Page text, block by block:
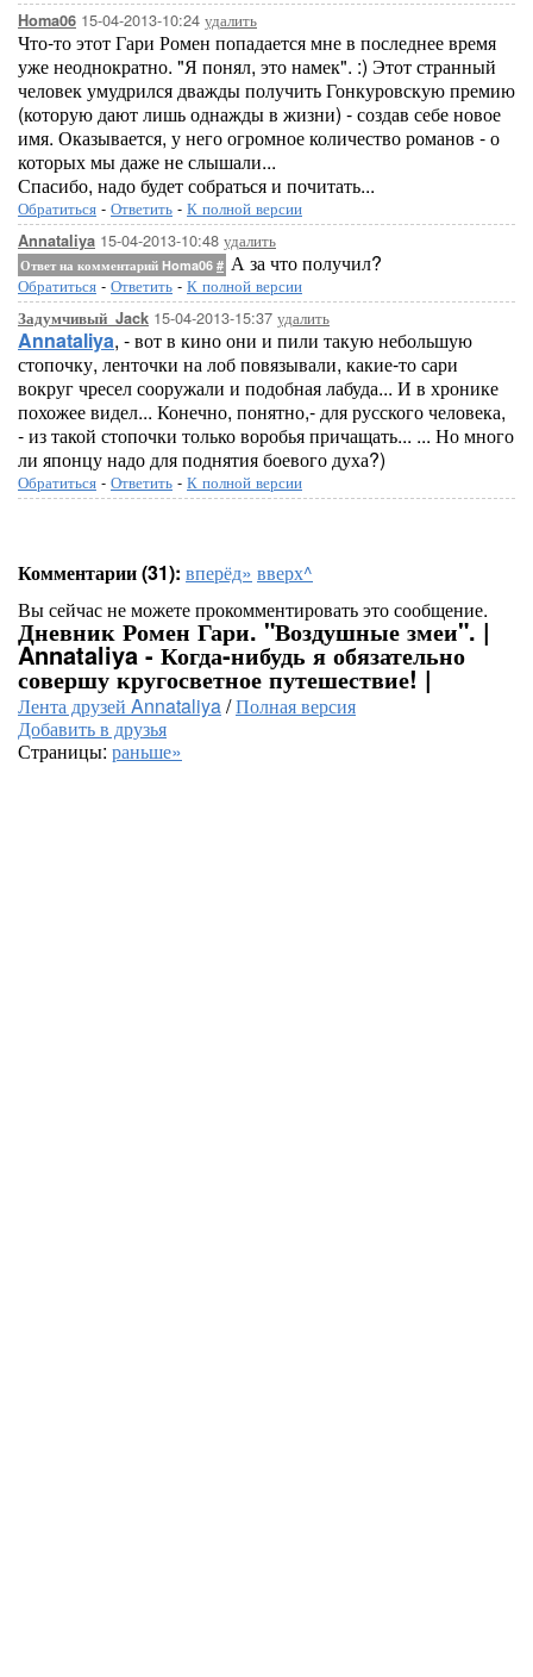
Homa06 15-04-2013-10:24 удалить
Что-то этот Гари Ромен попадается мне в последнее время
уже неоднократно. "Я понял, это намек". :) Этот странный
человек умудрился дважды получить Гонкуровскую премию
(которую дают лишь однажды в жизни) - создав себе новое
имя. Оказывается, у него огромное количество романов - о
которых мы даже не слышали...
Спасибо, надо будет собраться и почитать...
Обратиться - Ответить - К полной версии
Annataliya 15-04-2013-10:48 удалить
Ответ на комментарий Homa06 # А за что получил?
Обратиться - Ответить - К полной версии
Задумчивый_Jack 15-04-2013-15:37 удалить
Annataliya, - вот в кино они и пили такую небольшую
стопочку, ленточки на лоб повязывали, какие-то сари
вокруг чресел сооружали и подобная лабуда... И в хронике
похожее видел... Конечно, понятно,- для русского человека,
- из такой стопочки только воробья причащать... ... Но много
ли японцу надо для поднятия боевого духа?)
Обратиться - Ответить - К полной версии
Комментарии (31): вперёд» вверх^
Вы сейчас не можете прокомментировать это сообщение.
Дневник Ромен Гари. "Воздушные змеи". |
Annataliya - Когда-нибудь я обязательно
совершу кругосветное путешествие! |
Лента друзей Annataliya/Полная версия
Добавить в друзья
Страницы: раньше»